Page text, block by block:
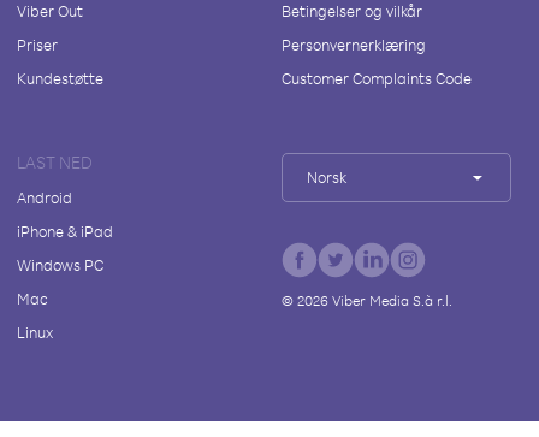
Viber Out
Priser
Kundestøtte
Betingelser og vilkår
Personvernerklæring
Customer Complaints Code
LAST NED
Android
iPhone & iPad
Windows PC
Mac
Linux
Norsk
© 2026Viber Media S.à r.l.